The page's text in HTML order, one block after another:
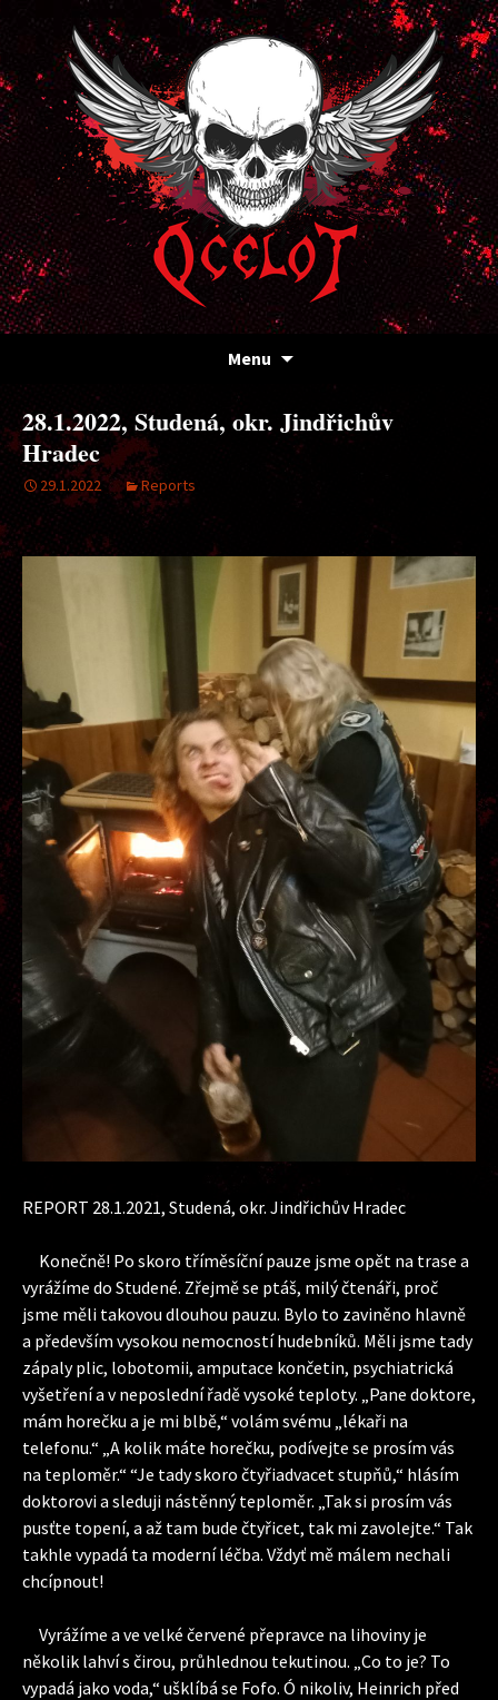
Menu
webu
28.1.2022, Studená, okr. Jindřichův
Hradec
29.1.2022 Reports
REPORT 28.1.2021, Studená, okr. Jindřichův Hradec
Konečně! Po skoro tříměsíční pauze jsme opět na trase a
vyrážíme do Studené. Zřejmě se ptáš, milý čtenáři, proč
jsme měli takovou dlouhou pauzu. Bylo to zaviněno hlavně
a především vysokou nemocností hudebníků. Měli jsme tady
zápaly plic, lobotomii, amputace končetin, psychiatrická
vyšetření a v neposlední řadě vysoké teploty. „Pane doktore,
mám horečku a je mi blbě,“ volám svému „lékaři na
telefonu.“ „A kolik máte horečku, podívejte se prosím vás
na teploměr.“ “Je tady skoro čtyřiadvacet stupňů,“ hlásím
doktorovi a sleduji nástěnný teploměr. „Tak si prosím vás
pusťte topení, a až tam bude čtyřicet, tak mi zavolejte.“ Tak
takhle vypadá ta moderní léčba. Vždyť mě málem nechali
chcípnout!
Vyrážíme a ve velké červené přepravce na lihoviny je
několik lahví s čirou, průhlednou tekutinou. „Co to je? To
vypadá jako voda,“ ušklíbá se Fofo. Ó nikoliv, Heinrich před